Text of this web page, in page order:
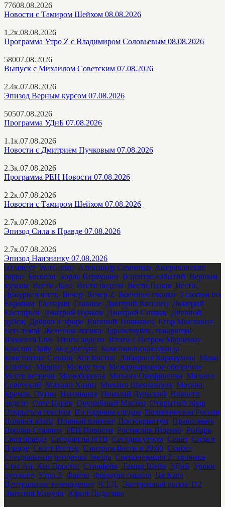
77608.08.2026
Новости с Тамиром Шейхом 08.08.2026
1.2к.08.08.2026
Программа Утро Z с Владимиром Соловьевым 08.08.2026
58007.08.2026
Выпуск с Михаилом Советским 07.08.2026
2.4к.07.08.2026
Эпизод Верным курсом 07.08.2026
50507.08.2026
Программа УДнБ 07.08.2026
1.1к.07.08.2026
Новости с Дмитрием Пучковым 07.08.2026
2.3к.07.08.2026
Программа РЕН Новости 07.08.2026
2.2к.07.08.2026
Новости с Тамиром Шейхом 07.08.2026
2.7к.07.08.2026
Эпизод Сила в Правде 07.08.2026
2.7к.07.08.2026
Эпизод Наизнанку 07.08.2026
60 минут, WarGonzo Александр Семченко Американские
горки Бесогон Борис Первушин В центре событий Верным
курсом Вести Дона Вести недели Вести Псков Вести.
Дежурная часть Вечер Вечер Z Военные сводки Галопом по
Европам Гаспарян Главное Дмитрий Василец Дмитрий
Евстафьев Дмитрий Пучков Дмитрий Спивак Дневной
рубеж Добров в эфире Евгений Тишковец Егор Мисливец
Есть тема! Железная логика Здравствуйте, товарищи!
Изолента Live Итоги недели Итоги с Петром Марченко
Кеосаян Daily, Код доступа Комсомольская правда
Константин Сивков Кот Костян Лабиринт Карнаухова Мама
в шапке Мардан Между тем Международное обозрение
Место встречи Минобороны Михаил Онуфриенко Михаил
Советский Михаил Хазин Михаил Шахназаров Москва.
Кремль. Путин Наизнанку, Николай Дульский Новости
недели Олег Царёв Оружейный Мастер Открытый эфир
Открытым текстом По горячим следам Политическая Россия
Полный абзац Полный контакт, Постскриптум Право знать
Пролив Сталина РЕН Новости Ростислав Ищенко Рыбарь
Своя правда Сегодня на НТВ Сегодня утром Сенат, Сила в
Правде Скотт Риттер Смотрим Вести в 20:00 Совбез
Специальный репортаж Звезда Спецоперация Z: хроника
Стас Ай, Как Просто! Стопфейк Тамир Шейх УДнБ Уроки
русского Утро Z Факты Формула смысла Це Кава
Центральное телевидение Ч.Т.Д. Экстренный вызов 112
Эмпатия Манучи Юрий Подоляка